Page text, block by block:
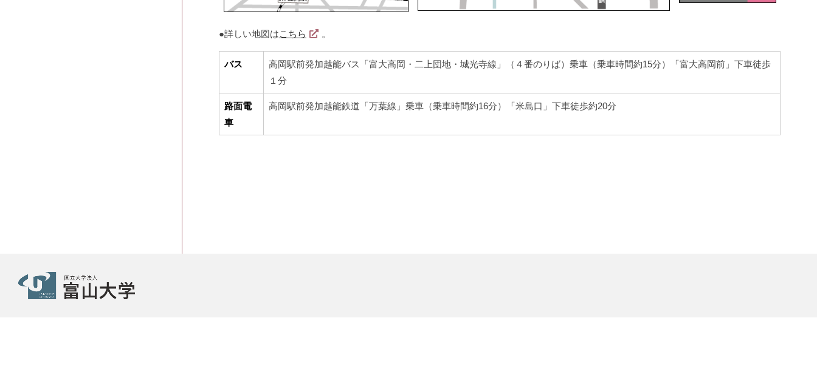
●詳しい地図はこちら 。
バス
高岡駅前発加越能バス「富大高岡・二上団地・城光寺線」（４番のりば）乗車（乗車時間約15分）「富大高岡前」下車徒歩
１分
路面電
車
高岡駅前発加越能鉄道「万葉線」乗車（乗車時間約16分）「米島口」下車徒歩約20分